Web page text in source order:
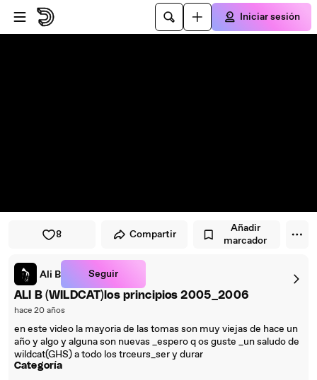
Saltar al reproductor
Saltar al contenido principal
Iniciar sesión
8 Compartir
Añadir
marcador
Ali B Seguir
ALI B (WILDCAT)los principios 2005_2006
hace 20 años
en este video la mayoria de las tomas son muy viejas de hace un
año y algo y alguna son nuevas _espero q os guste _un saludo de
wildcat(GHS) a todo los trceurs_ser y durar
Categoría